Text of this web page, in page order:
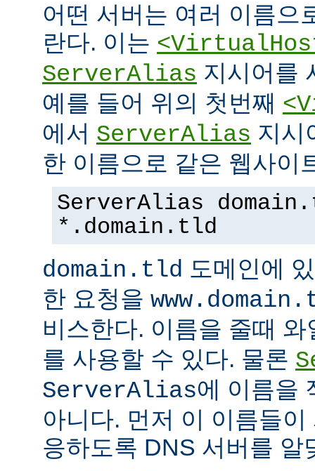
어떤 서버는 여러 이름으
란다. 이는
ServerAlias 지시어를
예를 들어 위의 첫번째
에서 ServerAlias 지시
한 이름으로 같은 웹사이
ServerAlias
*.domain.tld
domain.tld 도메인에
한 요청을
비스한다. 이름을 줄때
를 사용할 수 있다. 물론
ServerAlias에 이름을
아니다. 먼저 이 이름들
응하도록 DNS 서버를 알